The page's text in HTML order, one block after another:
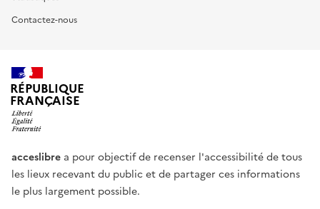
Contactez-nous
RÉPUBLIQUE
FRANÇAISE
acceslibre a pour objectif de recenser l'accessibilité de tous
les lieux recevant du public et de partager ces informations
le plus largement possible.